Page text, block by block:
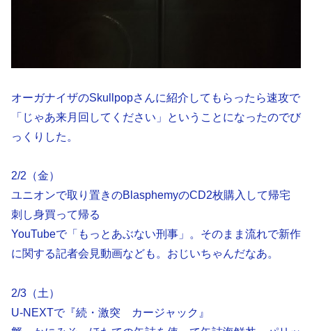
オーガナイザのSkullpopさんに紹介してもらったら速攻で
「じゃあ来月回してください」ということになったのでび
っくりした。
2/2（金）
ユニオンで取り置きのBlasphemyのCD2枚購入して帰宅
刺し身買って帰る
YouTubeで「もっとあぶない刑事」。そのまま流れで新作
に関する記者会見動画なども。おじいちゃんだなあ。
2/3（土）
U-NEXTで『続・激突 カージャック』